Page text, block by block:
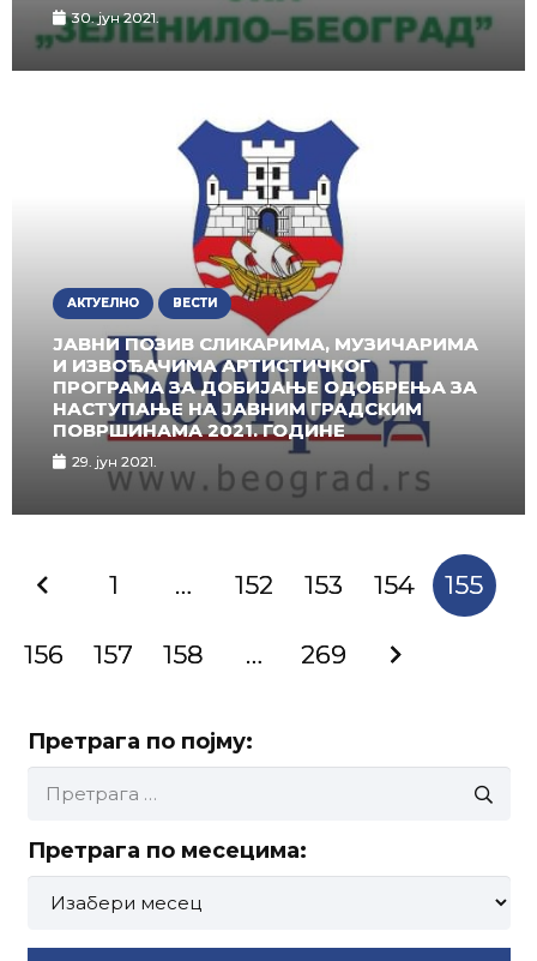
30. јун 2021.
АКТУЕЛНО ВЕСТИ
ЈАВНИ ПОЗИВ СЛИКАРИМА, МУЗИЧАРИМА
И ИЗВОЂАЧИМА АРТИСТИЧКОГ
ПРОГРАМА ЗА ДОБИЈАЊЕ ОДОБРЕЊА ЗА
НАСТУПАЊЕ НА ЈАВНИМ ГРАДСКИМ
ПОВРШИНАМА 2021. ГОДИНЕ
29. јун 2021.
1 … 152 153 154 155
156 157 158 … 269
Претрага по појму:
за:
Претрага по месецима:
месецима: